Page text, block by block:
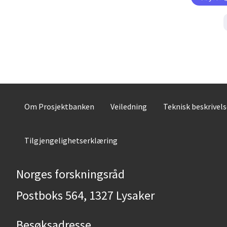
Om Prosjektbanken Veiledning Teknisk
Tilgjengelighetserklæring
Norges forskningsråd
Postboks 564, 1327 Lysaker